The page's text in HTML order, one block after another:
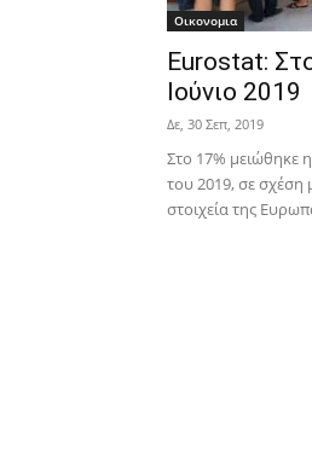
Οικονομια
Eurostat:
Ιούνιο 2019
Δε, 30 Σεπ, 2019
Στο 17% μειώθηκε
του 2019, σε
στοιχεία της